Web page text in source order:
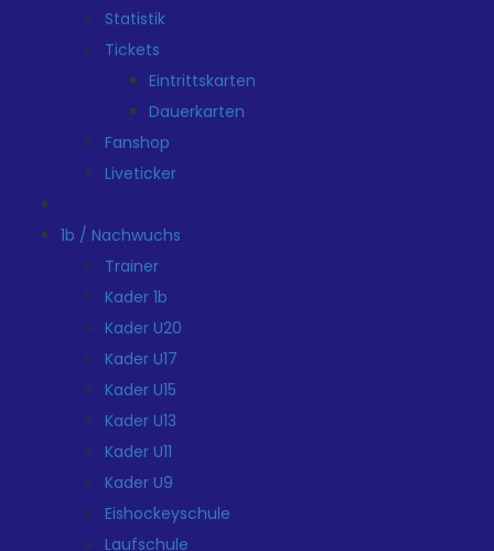
Statistik
Tickets
Eintrittskarten
Dauerkarten
Fanshop
Liveticker
1b / Nachwuchs
Trainer
Kader 1b
Kader U20
Kader U17
Kader U15
Kader U13
Kader U11
Kader U9
Eishockeyschule
Laufschule